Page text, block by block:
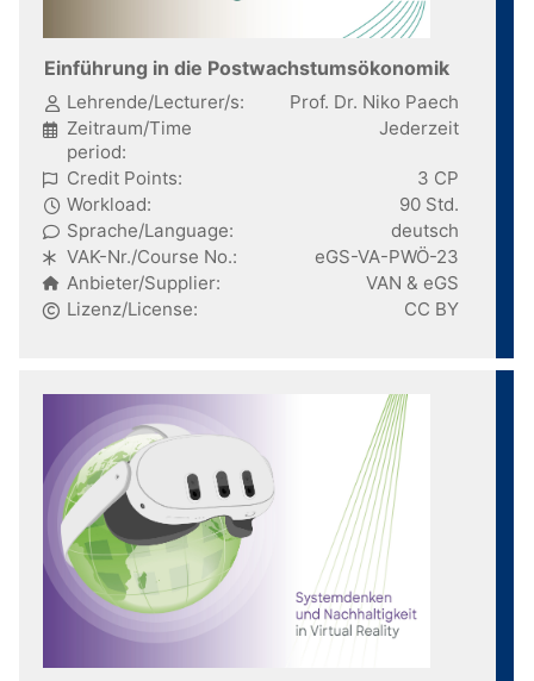
Einführung in die Postwachstumsökonomik
Lehrende/Lecturer/s:
Prof. Dr. Niko Paech
Zeitraum/Time
period:
Jederzeit
Credit Points:
3 CP
Workload:
90 Std.
Sprache/Language:
deutsch
VAK-Nr./Course No.:
eGS-VA-PWÖ-23
Anbieter/Supplier:
VAN & eGS
Lizenz/License:
CC BY